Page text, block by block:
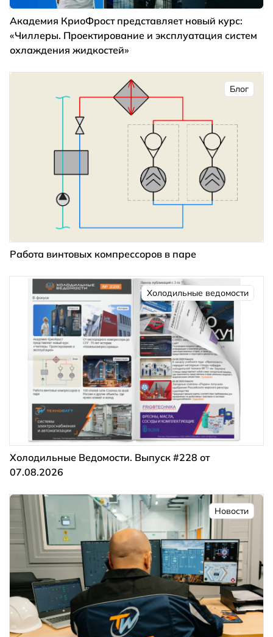
Академия КриоФрост представляет новый курс:
«Чиллеры. Проектирование и эксплуатация систем
охлаждения жидкостей»
Блог
Работа винтовых компрессоров в паре
Холодильные ведомости
Холодильные Ведомости. Выпуск #228 от
07.08.2026
Новости